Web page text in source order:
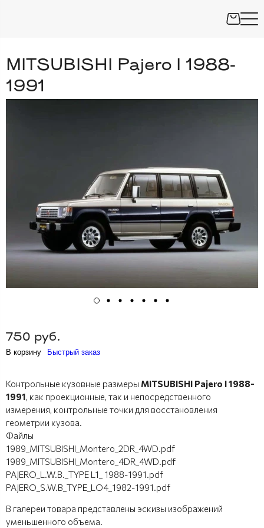
MITSUBISHI Pajero I 1988-
1991
750 руб.
В корзину Быстрый заказ
Контрольные кузовные размеры MITSUBISHI Pajero I 1988-
1991, как проекционные, так и непосредственного
измерения, контрольные точки для восстановления
геометрии кузова.
Файлы
1989_MITSUBISHI_Montero_2DR_4WD.pdf
1989_MITSUBISHI_Montero_4DR_4WD.pdf
PAJERO_L.W.B._TYPE L1_ 1988-1991.pdf
PAJERO_S.W.B_TYPE_LO4_1982-1991.pdf
В галереи товара представлены эскизы изображений
уменьшенного объема.